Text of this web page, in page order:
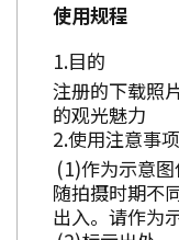
使用规程
目的
注册的下载照
的观光魅力
使用注意事项
作为示意
随拍摄时期不
出入。请作为